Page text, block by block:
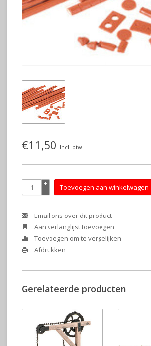
€11,50 Incl. btw
+
- Toevoegen aan winkelwagen
Email ons over dit product
Aan verlanglijst toevoegen
Toevoegen om te vergelijken
Afdrukken
Gerelateerde producten